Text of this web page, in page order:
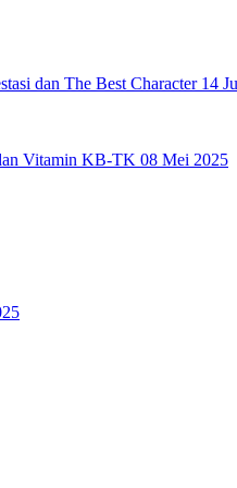
dan The Best Character 14
Vitamin KB-TK 08 Mei 2025